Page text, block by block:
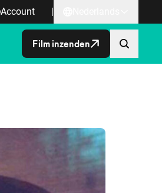
Account |
Film inzenden